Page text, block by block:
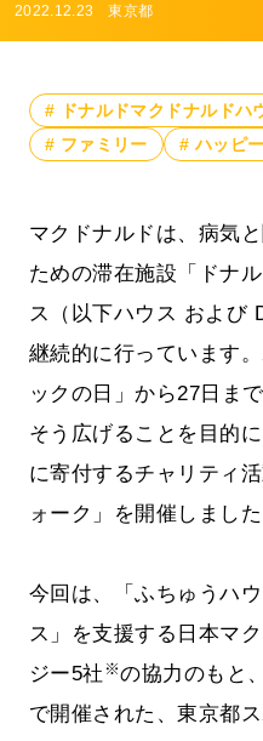
2022.12.23 東京都
# ドナルドマクドナルドハ
# ファミリー
# ハッピ
マクドナルドは、病気
ための滞在施設「ドナ
ス（以下ハウス および
継続的に行っています
ックの日」から27日ま
そう広げることを目的
に寄付するチャリティ
ォーク」を開催しました
今回は、「ふちゅうハ
ス」を支援する日本マ
ジー5社 ※の協力のもと
で開催された、東京都